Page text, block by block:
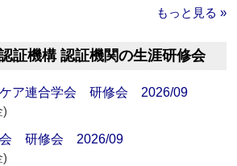
もっと見る »
証機構 認証機関の生涯研修会
ケア連合学会 研修会 2026/09
)
会 研修会 2026/09
)